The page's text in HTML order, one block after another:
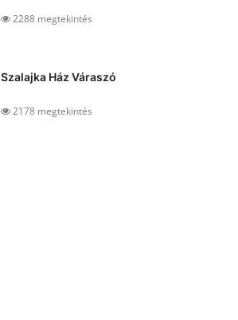
2288 megtekintés
Szalajka Ház Váraszó
2178 megtekintés